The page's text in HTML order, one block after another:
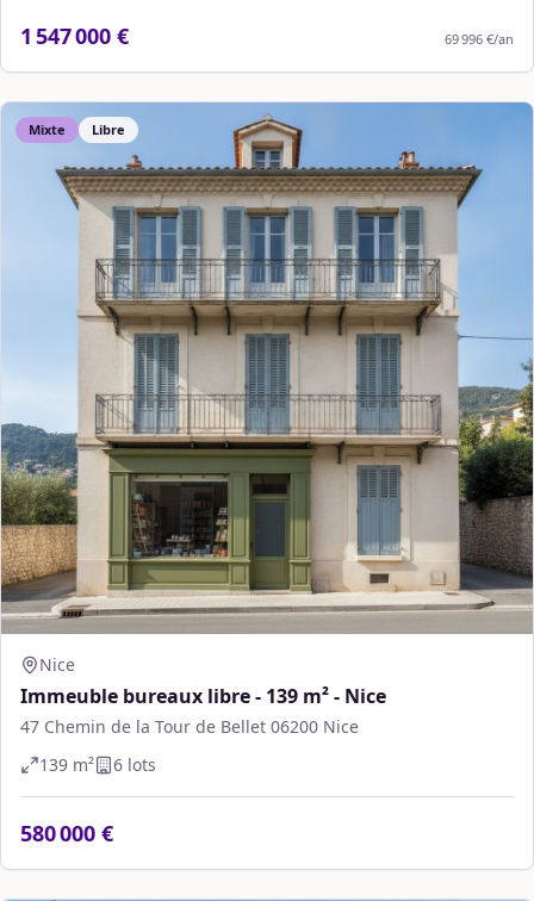
1 547 000 € 69 996 €/an
Mixte Libre
Nice
Immeuble bureaux libre - 139 m² - Nice
47 Chemin de la Tour de Bellet 06200 Nice
139 m² 6 lots
580 000 €